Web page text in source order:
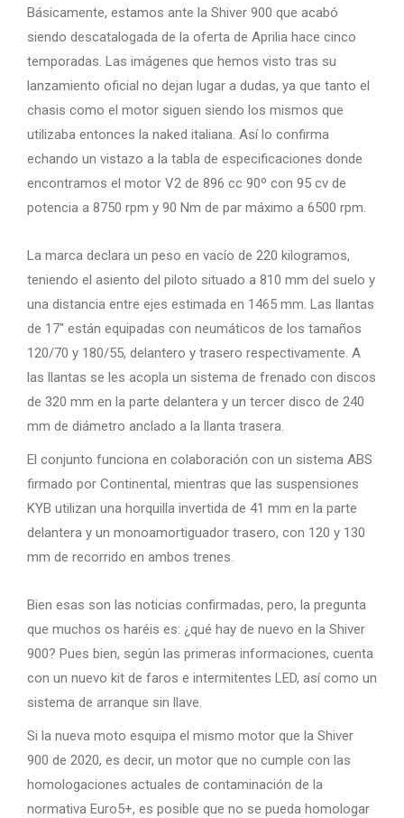
Básicamente, estamos ante la Shiver 900 que acabó
siendo descatalogada de la oferta de Aprilia hace cinco
temporadas. Las imágenes que hemos visto tras su
lanzamiento oficial no dejan lugar a dudas, ya que tanto el
chasis como el motor siguen siendo los mismos que
utilizaba entonces la naked italiana. Así lo confirma
echando un vistazo a la tabla de especificaciones donde
encontramos el motor V2 de 896 cc 90º con 95 cv de
potencia a 8750 rpm y 90 Nm de par máximo a 6500 rpm.
La marca declara un peso en vacío de 220 kilogramos,
teniendo el asiento del piloto situado a 810 mm del suelo y
una distancia entre ejes estimada en 1465 mm. Las llantas
de 17″ están equipadas con neumáticos de los tamaños
120/70 y 180/55, delantero y trasero respectivamente. A
las llantas se les acopla un sistema de frenado con discos
de 320 mm en la parte delantera y un tercer disco de 240
mm de diámetro anclado a la llanta trasera.
El conjunto funciona en colaboración con un sistema ABS
firmado por Continental, mientras que las suspensiones
KYB utilizan una horquilla invertida de 41 mm en la parte
delantera y un monoamortiguador trasero, con 120 y 130
mm de recorrido en ambos trenes.
Bien esas son las noticias confirmadas, pero, la pregunta
que muchos os haréis es: ¿qué hay de nuevo en la Shiver
900? Pues bien, según las primeras informaciones, cuenta
con un nuevo kit de faros e intermitentes LED, así como un
sistema de arranque sin llave.
Si la nueva moto esquipa el mismo motor que la Shiver
900 de 2020, es decir, un motor que no cumple con las
homologaciones actuales de contaminación de la
normativa Euro5+, es posible que no se pueda homologar